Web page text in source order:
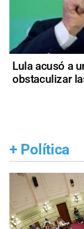
Lula acusó a
obstaculizar
+ Política